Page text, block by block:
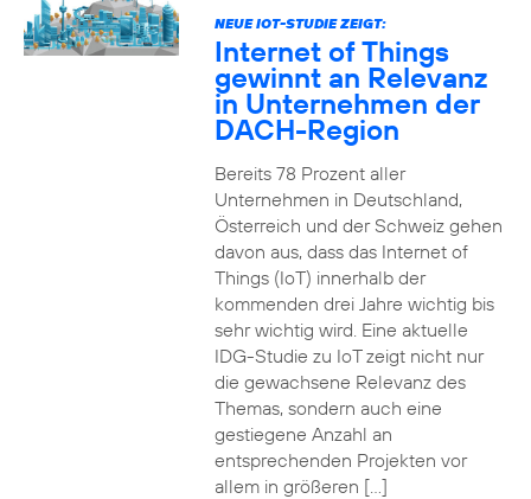
NEUE IOT-STUDIE ZEIGT:
Internet of Things
gewinnt an Relevanz
in Unternehmen der
DACH-Region
Bereits 78 Prozent aller
Unternehmen in Deutschland,
Österreich und der Schweiz gehen
davon aus, dass das Internet of
Things (IoT) innerhalb der
kommenden drei Jahre wichtig bis
sehr wichtig wird. Eine aktuelle
IDG-Studie zu IoT zeigt nicht nur
die gewachsene Relevanz des
Themas, sondern auch eine
gestiegene Anzahl an
entsprechenden Projekten vor
allem in größeren […]